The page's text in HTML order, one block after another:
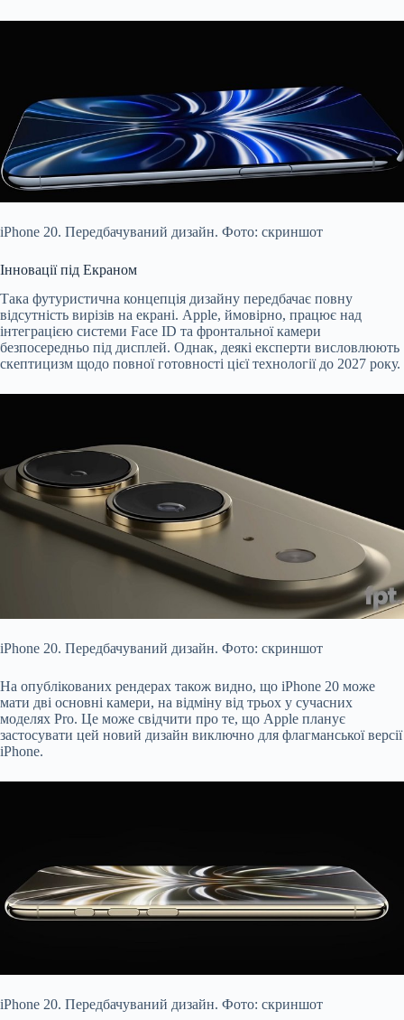
iPhone 20. Передбачуваний дизайн. Фото: скриншот
Інновації під Екраном
Така футуристична концепція дизайну передбачає повну
відсутність вирізів на екрані. Apple, ймовірно, працює над
інтеграцією системи Face ID та фронтальної камери
безпосередньо під дисплей. Однак, деякі експерти висловлюють
скептицизм щодо повної готовності цієї технології до 2027 року.
iPhone 20. Передбачуваний дизайн. Фото: скриншот
На опублікованих рендерах також видно, що iPhone 20 може
мати дві основні камери, на відміну від трьох у сучасних
моделях Pro. Це може свідчити про те, що Apple планує
застосувати цей новий дизайн виключно для флагманської версії
iPhone.
iPhone 20. Передбачуваний дизайн. Фото: скриншот